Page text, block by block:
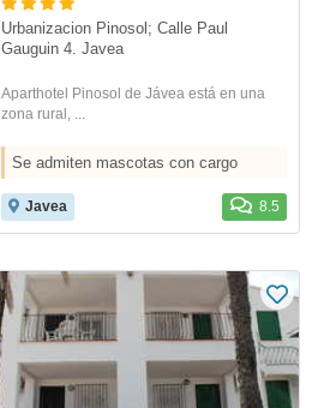
Urbanizacion Pinosol; Calle Paul
Gauguin 4. Javea
Aparthotel Pinosol de Jávea está en una
zona rural, ...
Se admiten mascotas con cargo
Javea 8.5